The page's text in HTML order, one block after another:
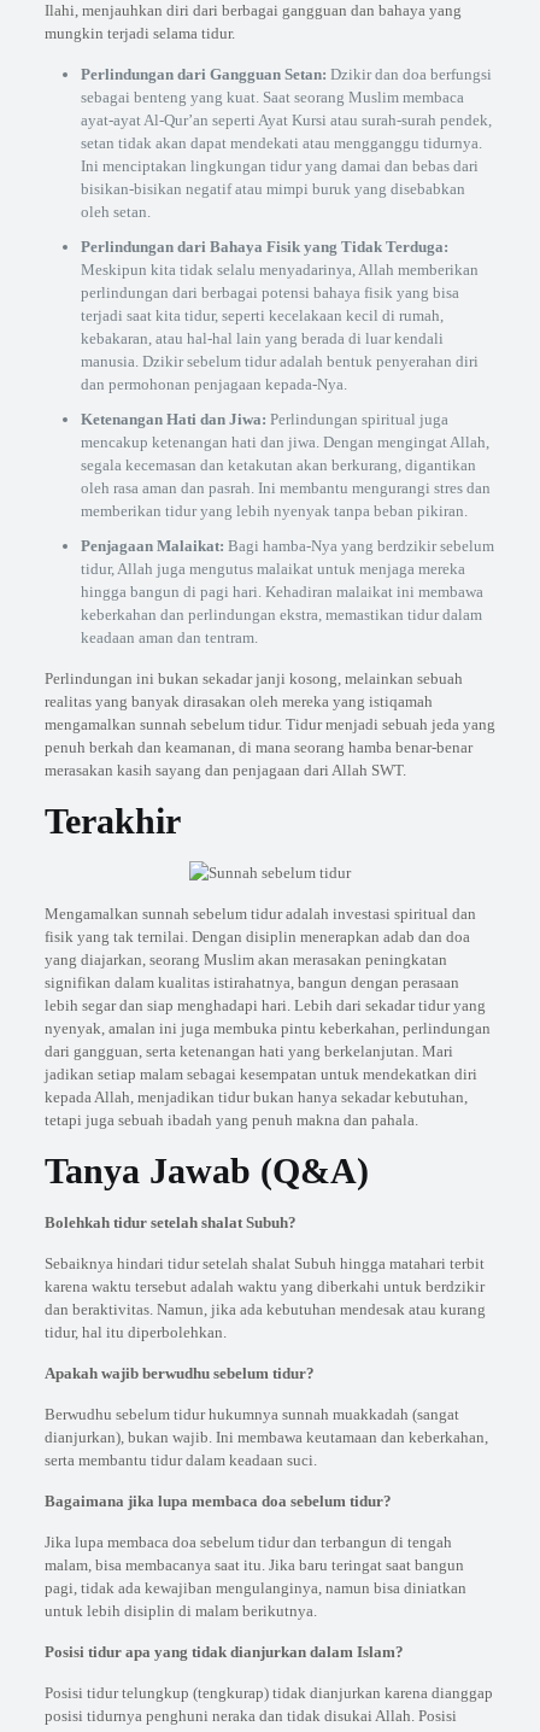
Ilahi, menjauhkan diri dari berbagai gangguan dan bahaya yang
mungkin terjadi selama tidur.
Perlindungan dari Gangguan Setan: Dzikir dan doa berfungsi
sebagai benteng yang kuat. Saat seorang Muslim membaca
ayat-ayat Al-Qur’an seperti Ayat Kursi atau surah-surah pendek,
setan tidak akan dapat mendekati atau mengganggu tidurnya.
Ini menciptakan lingkungan tidur yang damai dan bebas dari
bisikan-bisikan negatif atau mimpi buruk yang disebabkan
oleh setan.
Perlindungan dari Bahaya Fisik yang Tidak Terduga:
Meskipun kita tidak selalu menyadarinya, Allah memberikan
perlindungan dari berbagai potensi bahaya fisik yang bisa
terjadi saat kita tidur, seperti kecelakaan kecil di rumah,
kebakaran, atau hal-hal lain yang berada di luar kendali
manusia. Dzikir sebelum tidur adalah bentuk penyerahan diri
dan permohonan penjagaan kepada-Nya.
Ketenangan Hati dan Jiwa: Perlindungan spiritual juga
mencakup ketenangan hati dan jiwa. Dengan mengingat Allah,
segala kecemasan dan ketakutan akan berkurang, digantikan
oleh rasa aman dan pasrah. Ini membantu mengurangi stres dan
memberikan tidur yang lebih nyenyak tanpa beban pikiran.
Penjagaan Malaikat: Bagi hamba-Nya yang berdzikir sebelum
tidur, Allah juga mengutus malaikat untuk menjaga mereka
hingga bangun di pagi hari. Kehadiran malaikat ini membawa
keberkahan dan perlindungan ekstra, memastikan tidur dalam
keadaan aman dan tentram.
Perlindungan ini bukan sekadar janji kosong, melainkan sebuah
realitas yang banyak dirasakan oleh mereka yang istiqamah
mengamalkan sunnah sebelum tidur. Tidur menjadi sebuah jeda yang
penuh berkah dan keamanan, di mana seorang hamba benar-benar
merasakan kasih sayang dan penjagaan dari Allah SWT.
Terakhir
Mengamalkan sunnah sebelum tidur adalah investasi spiritual dan
fisik yang tak ternilai. Dengan disiplin menerapkan adab dan doa
yang diajarkan, seorang Muslim akan merasakan peningkatan
signifikan dalam kualitas istirahatnya, bangun dengan perasaan
lebih segar dan siap menghadapi hari. Lebih dari sekadar tidur yang
nyenyak, amalan ini juga membuka pintu keberkahan, perlindungan
dari gangguan, serta ketenangan hati yang berkelanjutan. Mari
jadikan setiap malam sebagai kesempatan untuk mendekatkan diri
kepada Allah, menjadikan tidur bukan hanya sekadar kebutuhan,
tetapi juga sebuah ibadah yang penuh makna dan pahala.
Tanya Jawab (Q&A)
Bolehkah tidur setelah shalat Subuh?
Sebaiknya hindari tidur setelah shalat Subuh hingga matahari terbit
karena waktu tersebut adalah waktu yang diberkahi untuk berdzikir
dan beraktivitas. Namun, jika ada kebutuhan mendesak atau kurang
tidur, hal itu diperbolehkan.
Apakah wajib berwudhu sebelum tidur?
Berwudhu sebelum tidur hukumnya sunnah muakkadah (sangat
dianjurkan), bukan wajib. Ini membawa keutamaan dan keberkahan,
serta membantu tidur dalam keadaan suci.
Bagaimana jika lupa membaca doa sebelum tidur?
Jika lupa membaca doa sebelum tidur dan terbangun di tengah
malam, bisa membacanya saat itu. Jika baru teringat saat bangun
pagi, tidak ada kewajiban mengulanginya, namun bisa diniatkan
untuk lebih disiplin di malam berikutnya.
Posisi tidur apa yang tidak dianjurkan dalam Islam?
Posisi tidur telungkup (tengkurap) tidak dianjurkan karena dianggap
posisi tidurnya penghuni neraka dan tidak disukai Allah. Posisi